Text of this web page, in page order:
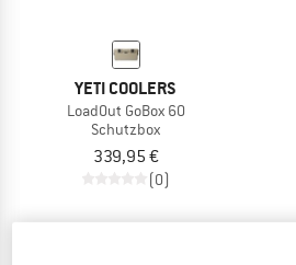
YETI COOLERS
LoadOut GoBox 60
Schutzbox
339,95 €
(0)